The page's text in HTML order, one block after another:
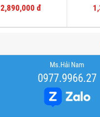
2,890,000 đ
Ms.Hải Nam
0977.9966.27